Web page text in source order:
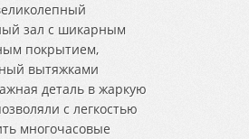
зал с шикарным
покрытием,
вытяжками
деталь в жаркую
с легкостью
многочасовые